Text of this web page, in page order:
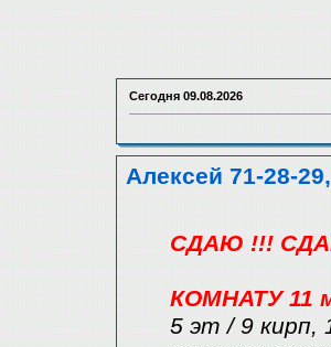
Сегодня 09.08.2026
Алексей 71-28-
СДАЮ !!!
КОМНАТУ 11
5 эт / 9 кирп,